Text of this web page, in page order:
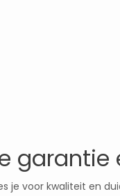
garantie
je voor kwaliteit en